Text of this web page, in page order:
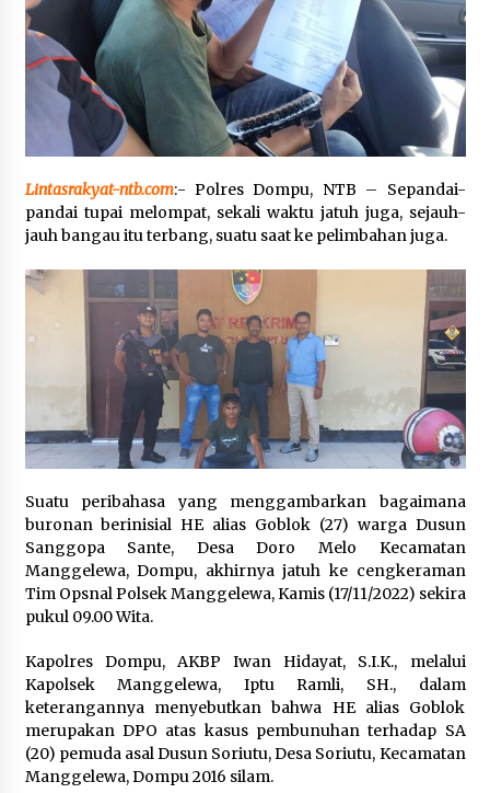
SATRESNARKOBA POLRES DOMPU AMANKAN
TERDUGA PELAKU NARKOTIKA DI KECAMATAN
KEMPO, BELASAN PAKET DIDUGA SABU DISITA
1 bulan ago
Lintasrakyat-ntb.com:- Polres Dompu, NTB – Sepandai-
pandai tupai melompat, sekali waktu jatuh juga, sejauh-
jauh bangau itu terbang, suatu saat ke pelimbahan juga.
Suatu peribahasa yang menggambarkan bagaimana
buronan berinisial HE alias Goblok (27) warga Dusun
Sanggopa Sante, Desa Doro Melo Kecamatan
Manggelewa, Dompu, akhirnya jatuh ke cengkeraman
Tim Opsnal Polsek Manggelewa, Kamis (17/11/2022) sekira
pukul 09.00 Wita.
Kapolres Dompu, AKBP Iwan Hidayat, S.I.K., melalui
Kapolsek Manggelewa, Iptu Ramli, SH., dalam
keterangannya menyebutkan bahwa HE alias Goblok
merupakan DPO atas kasus pembunuhan terhadap SA
(20) pemuda asal Dusun Soriutu, Desa Soriutu, Kecamatan
Manggelewa, Dompu 2016 silam.